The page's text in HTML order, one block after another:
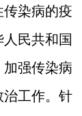
染病的疫
民共和国
强传染病
治工作。针